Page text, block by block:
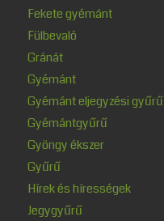
Fekete gyémánt
Fülbevaló
Gránát
Gyémánt
Gyémánt eljegyzési gyűrű
Gyémántgyűrű
Gyöngy ékszer
Gyűrű
Hírek és hírességek
Jegygyűrű